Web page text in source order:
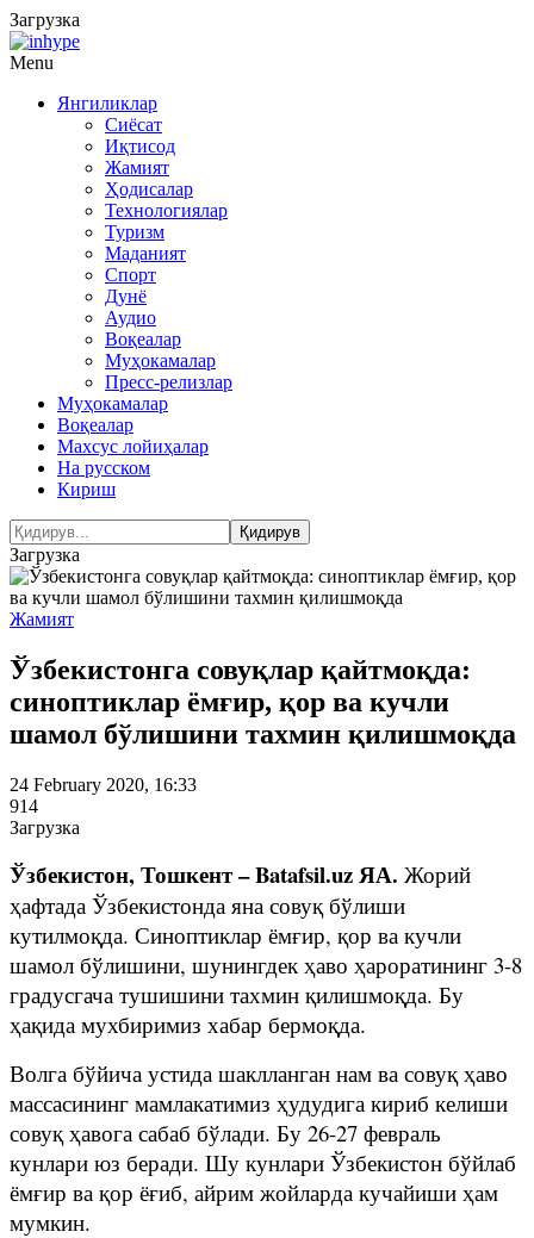
Загрузка
Menu
Янгиликлар
Сиёсат
Иқтисод
Жамият
Ҳодисалар
Технологиялар
Туризм
Маданият
Спорт
Дунё
Аудио
Воқеалар
Муҳокамалар
Пресс-релизлар
Муҳокамалар
Воқеалар
Махсус лойиҳалар
На русском
Кириш
Загрузка
Жамият
Ўзбекистонга совуқлар қайтмоқда:
синоптиклар ёмғир, қор ва кучли
шамол бўлишини тахмин қилишмоқда
24 February 2020, 16:33
914
Загрузка
Ўзбекистон, Тошкент – Batafsil.uz ЯА. Жорий
ҳафтада Ўзбекистонда яна совуқ бўлиши
кутилмоқда. Синоптиклар ёмғир, қор ва кучли
шамол бўлишини, шунингдек ҳаво ҳароратининг 3-8
градусгача тушишини тахмин қилишмоқда. Бу
ҳақида мухбиримиз хабар бермоқда.
Волга бўйича устида шаклланган нам ва совуқ ҳаво
массасининг мамлакатимиз ҳудудига кириб келиши
совуқ ҳавога сабаб бўлади. Бу 26-27 февраль
кунлари юз беради. Шу кунлари Ўзбекистон бўйлаб
ёмғир ва қор ёғиб, айрим жойларда кучайиши ҳам
мумкин.